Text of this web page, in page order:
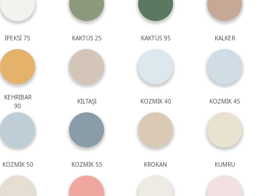
İPEKSİ 75 KAKTÜS 25 KAKTÜS 95 KALKER
KEHRİBAR
90
KİLTAŞI KOZMİK 40 KOZMİK 45
KOZMİK 50 KOZMİK 55 KROKAN KUMRU